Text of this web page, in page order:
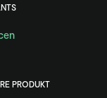
PRODUKT